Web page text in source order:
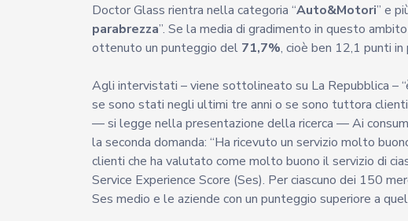
Doctor Glass rientra nella categoria “Auto&Motori” e
parabrezza”. Se la media di gradimento in questo
ottenuto un punteggio del 71,7%, cioè ben 12,1 punti in
Agli intervistati – viene sottolineato su La Repubblica –
se sono stati negli ultimi tre anni o se sono tuttora
— si legge nella presentazione della ricerca — Ai
la seconda domanda: “Ha ricevuto un servizio molto
clienti che ha valutato come molto buono il servizio di
Service Experience Score (Ses). Per ciascuno dei 150
Ses medio e le aziende con un punteggio superiore a